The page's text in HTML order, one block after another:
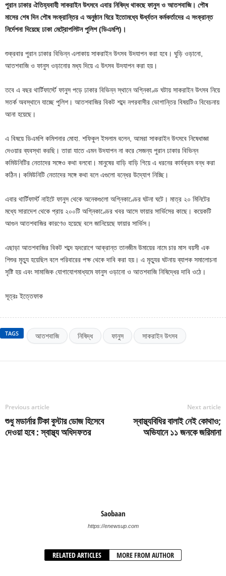
পুরান ঢাকার ঐতিহ্যবাহী সাকরাইন উৎসবে এবার নিষিদ্ধ থাকছে ফানুস ও আতশবাজি। পৌষ
মাসের শেষ দিন পৌষ সংক্রান্তির এ অনুষ্ঠান ঘিরে ইতোমধ্যে ঊর্ধ্বতন কর্মকর্তাদের এ সংক্রান্ত
নির্দেশনা দিয়েছে ঢাকা মেট্রোপলিটন পুলিশ (ডিএমপি)।
শুক্রবার পুরান ঢাকার বিভিন্ন এলাকায় সাকরাইন উৎসব উদযাপন করা হবে। ঘুড়ি ওড়ানো,
আতশবাজি ও ফানুস ওড়ানোর মধ্য দিয়ে এ উৎসব উদযাপন করা হয়।
তবে এ বছর থার্টিফার্স্টে ফানুস পড়ে ঢাকার বিভিন্ন স্থানে অগ্নিকাণ্ড ঘটায় সাকরাইন উৎসব নিয়ে
সতর্ক অবস্থানে যাচ্ছে পুলিশ। আতশবাজির বিকট শব্দে নগরবাসীর ভোগান্তির বিষয়টিও বিবেচনায়
আনা হয়েছে।
এ বিষয়ে ডিএমপি কমিশনার মোহা. শফিকুল ইসলাম বলেন, আমরা সাকরাইন উৎসবে নিষেধাজ্ঞা
দেওয়ার ব্যবস্থা করছি। তারা যাতে এমন উদযাপন না করে সেজন্য পুরান ঢাকার বিভিন্ন
কমিউনিটির নেতাদের সঙ্গেও কথা বলবো। মানুষের বাড়ি বাড়ি গিয়ে এ ধরনের কার্যক্রম বন্ধ করা
কঠিন। কমিউনিটি নেতাদের সঙ্গে কথা বলে এগুলো বন্ধের উদ্যোগ নিচ্ছি।
এবার থার্টিফার্স্ট নাইটে ফানুস থেকে অনেকগুলো অগ্নিকাণ্ডের ঘটনা ঘটে। মাত্র ২০ মিনিটের
মধ্যে সারাদেশ থেকে প্রায় ২০০টি অগ্নিকাণ্ডের খবর আসে ফায়ার সার্ভিসের কাছে। কয়েকটি
আগুন আতশবাজির কারণেও হয়েছে বলে জানিয়েছে ফায়ার সার্ভিস।
এছাড়া আতশবাজির বিকট শব্দে হৃদরোগে আক্রান্ত তানজীম উমায়ের নামে চার মাস বয়সী এক
শিশুর মৃত্যু হয়েছিল বলে পরিবারের পক্ষ থেকে দাবি করা হয়। এ মৃত্যুর ঘটনায় ব্যাপক সমালোচনা
সৃষ্টি হয় এবং সামাজিক যোগাযোগমাধ্যমে ফানুস ওড়ানো ও আতশবাজি নিষিদ্ধের দাবি ওঠে।
সূত্রঃ ইত্তেফাক
TAGS আতশবাজি নিষিদ্ধ ফানুস সাকরাইন উৎসব
Previous article
শুধু মডার্নার টিকা বুস্টার ডোজ হিসেবে
দেওয়া হবে : স্বাস্থ্য অধিদফতর
Next article
স্বাস্থ্যবিধির বালাই নেই কোথাও;
অভিযানে ১১ জনকে জরিমানা
Saobaan
https://enewsup.com
RELATED ARTICLES MORE FROM AUTHOR